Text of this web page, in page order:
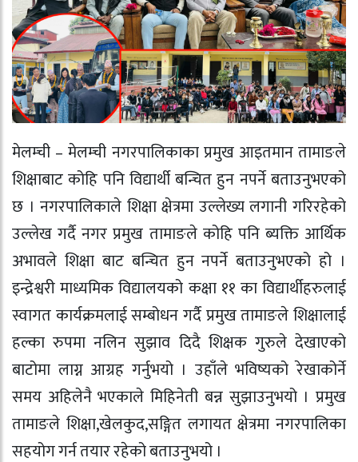
मेलम्ची – मेलम्ची नगरपालिकाका प्रमुख आइतमान तामाङले
शिक्षाबाट कोहि पनि विद्यार्थी बन्चित हुन नपर्ने बताउनुभएको
छ । नगरपालिकाले शिक्षा क्षेत्रमा उल्लेख्य लगानी गरिरहेको
उल्लेख गर्दै नगर प्रमुख तामाङले कोहि पनि ब्यक्ति आर्थिक
अभावले शिक्षा बाट बन्चित हुन नपर्ने बताउनुभएको हो ।
इन्द्रेश्वरी माध्यमिक विद्यालयको कक्षा ११ का विद्यार्थीहरुलाई
स्वागत कार्यक्रमलाई सम्बोधन गर्दै प्रमुख तामाङले शिक्षालाई
हल्का रुपमा नलिन सुझाव दिदै शिक्षक गुरुले देखाएको
बाटोमा लाग्न आग्रह गर्नुभयो । उहाँले भविष्यको रेखाकोर्ने
समय अहिलेनै भएकाले मिहिनेती बन्न सुझाउनुभयो । प्रमुख
तामाङले शिक्षा,खेलकुद,सङ्गित लगायत क्षेत्रमा नगरपालिका
सहयोग गर्न तयार रहेको बताउनुभयो ।